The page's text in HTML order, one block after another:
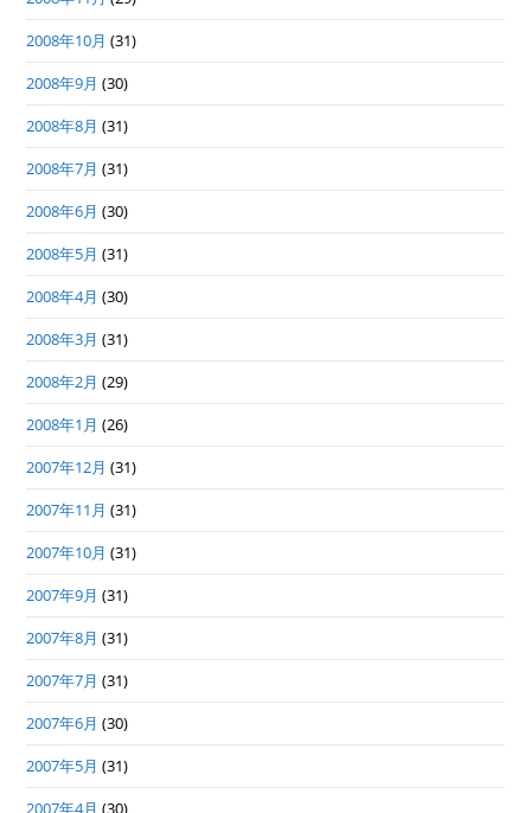
2008年10月 (31)
2008年9月 (30)
2008年8月 (31)
2008年7月 (31)
2008年6月 (30)
2008年5月 (31)
2008年4月 (30)
2008年3月 (31)
2008年2月 (29)
2008年1月 (26)
2007年12月 (31)
2007年11月 (31)
2007年10月 (31)
2007年9月 (31)
2007年8月 (31)
2007年7月 (31)
2007年6月 (30)
2007年5月 (31)
2007年4月 (30)